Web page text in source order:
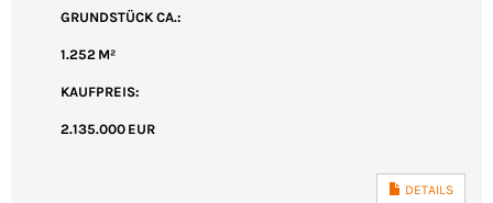
GRUND­STÜCK CA.:
1.252 M²
KAUFPREIS:
2.135.000 EUR
DETAILS